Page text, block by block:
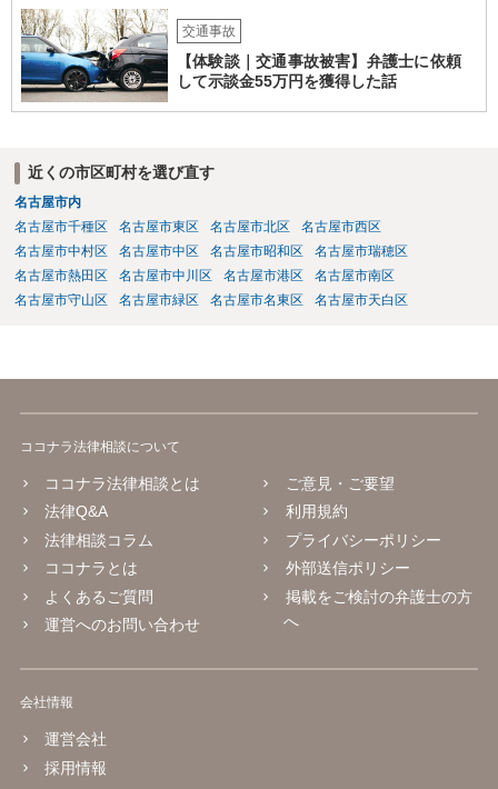
では殊更無視にはなりません。看過です）は過失の中でも重大なもの
ですから，重過失致傷罪が成立すると判断される場合もあり得ると思
います。重過失致傷罪は親告罪ではありません。 もっとも，自転車よ
り重い自動車の場合には，過失運転致傷罪であっても，「傷害が軽い
場合には，情状により，その刑を免除することができる」との規定が
被害者の意思により不起訴につながる可能性が大きくなるでしょう。
交通事故
【体験談｜交通事故被害】弁護士に依頼
して示談金55万円を獲得した話
近くの市区町村を選び直す
名古屋市内
名古屋市千種区
名古屋市東区 名古屋市北区
名古屋市西区
名古屋市中村区
名古屋市中区 名古屋市昭和区
名古屋市瑞穂区
名古屋市熱田区
名古屋市中川区 名古屋市港区
名古屋市南区
名古屋市守山区
名古屋市緑区 名古屋市名東区 名古屋市天白区
ココナラ法律相談について
ココナラ法律相談とは
法律Q&A
法律相談コラム
ココナラとは
よくあるご質問
運営へのお問い合わせ
ご意見・ご要望
利用規約
プライバシーポリシー
外部送信ポリシー
掲載をご検討の弁護士の方
へ
会社情報
運営会社
採用情報